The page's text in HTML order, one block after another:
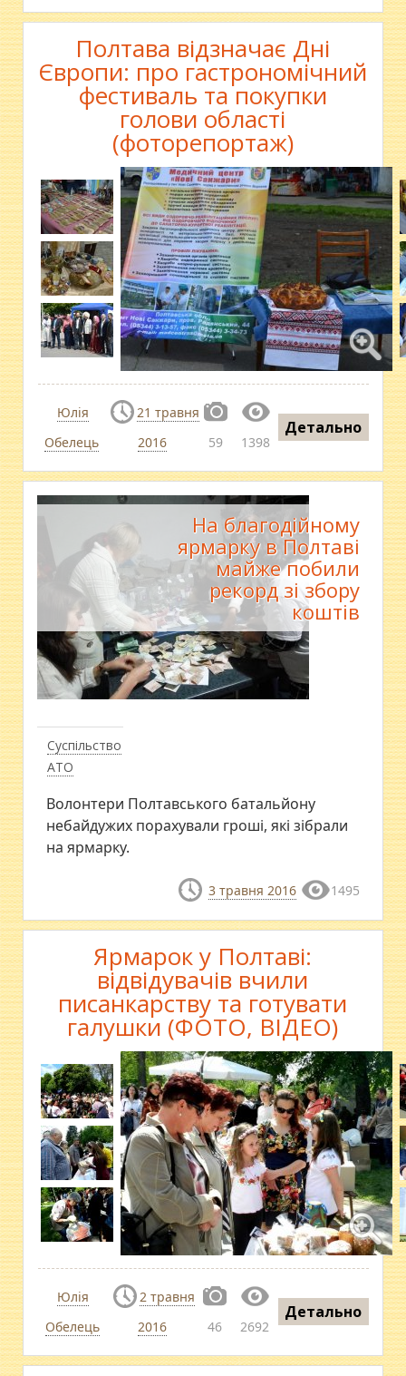
Полтава відзначає Дні
Європи: про гастрономічний
фестиваль та покупки
голови області
(фоторепортаж)
Юлія
Обелець
21 травня
2016
59 1398
Детально
Суспільство
АТО
На благодійному
ярмарку в Полтаві
майже побили
рекорд зі збору
коштів
Волонтери Полтавського батальйону
небайдужих порахували гроші, які зібрали
на ярмарку.
3 травня 2016 1495
Ярмарок у Полтаві:
відвідувачів вчили
писанкарству та готувати
галушки (ФОТО, ВІДЕО)
Юлія
Обелець
2 травня
2016
46 2692
Детально